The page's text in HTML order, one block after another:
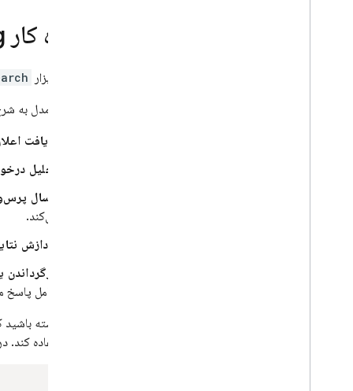
نحوه کار Grounding با
وقتی از ابزار
روند کار مدل به
دریافت
تحلیل
ارسال
می‌کند.
پردازش
شامل پاسخ
توجه داشته باشید
خود استفاده